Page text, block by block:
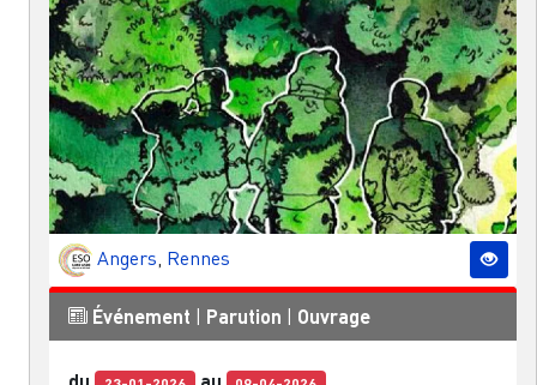
Angers Rennes
Événement | Parution | Ouvrage